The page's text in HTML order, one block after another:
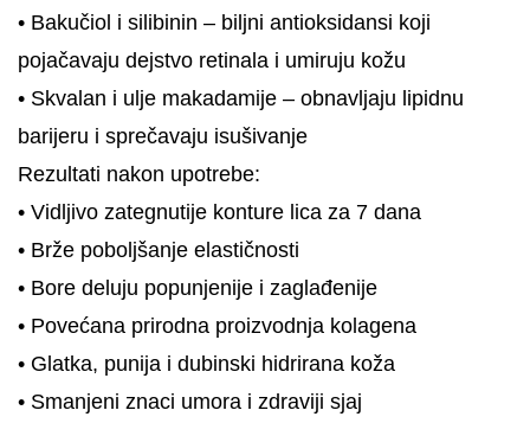
• Bakučiol i silibinin – biljni antioksidansi koji
pojačavaju dejstvo retinala i umiruju kožu
• Skvalan i ulje makadamije – obnavljaju lipidnu
barijeru i sprečavaju isušivanje
Rezultati nakon upotrebe:
• Vidljivo zategnutije konture lica za 7 dana
• Brže poboljšanje elastičnosti
• Bore deluju popunjenije i zaglađenije
• Povećana prirodna proizvodnja kolagena
• Glatka, punija i dubinski hidrirana koža
• Smanjeni znaci umora i zdraviji sjaj